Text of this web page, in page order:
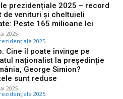
prezidențiale 2025 – record
de venituri și cheltuieli
Peste 165 milioane lei
2025
2025
Cine îl poate învinge pe
naționalist la președinție
George Simion?
sunt reduse
2025
2025